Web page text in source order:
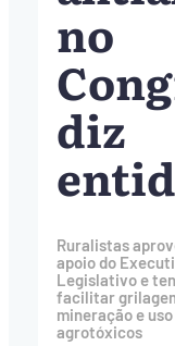
no
diz
Ruralistas
apoio do
Legislativo e
facilitar
mineração e
agrotóxicos